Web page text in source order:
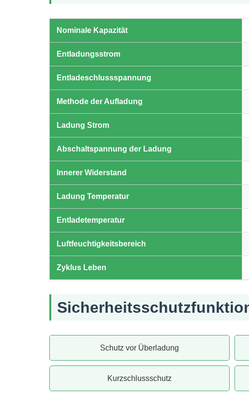
Nominale Kapazität
Entladungsstrom
Entladeschlussspannung
Methode der Aufladung
Ladung Strom
Abschaltspannung der Ladung
Innerer Widerstand
Ladung Temperatur
Entladetemperatur
Luftfeuchtigkeitsbereich
Zyklus Leben
Schutz vor Überladung
Kurzschlussschutz